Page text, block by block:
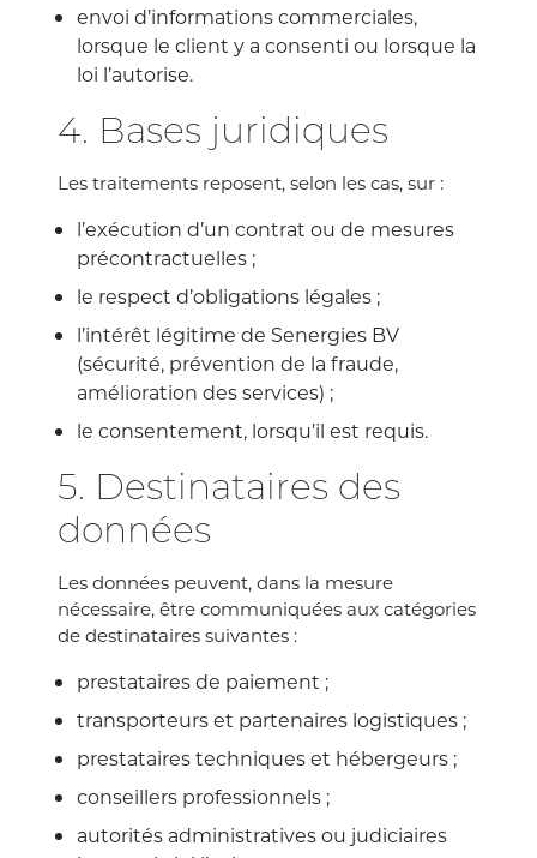
envoi d’informations commerciales,
lorsque le client y a consenti ou lorsque la
loi l’autorise.
4. Bases juridiques
Les traitements reposent, selon les cas, sur :
l’exécution d’un contrat ou de mesures
précontractuelles ;
le respect d’obligations légales ;
l’intérêt légitime de Senergies BV
(sécurité, prévention de la fraude,
amélioration des services) ;
le consentement, lorsqu’il est requis.
5. Destinataires des
données
Les données peuvent, dans la mesure
nécessaire, être communiquées aux catégories
de destinataires suivantes :
prestataires de paiement ;
transporteurs et partenaires logistiques ;
prestataires techniques et hébergeurs ;
conseillers professionnels ;
autorités administratives ou judiciaires